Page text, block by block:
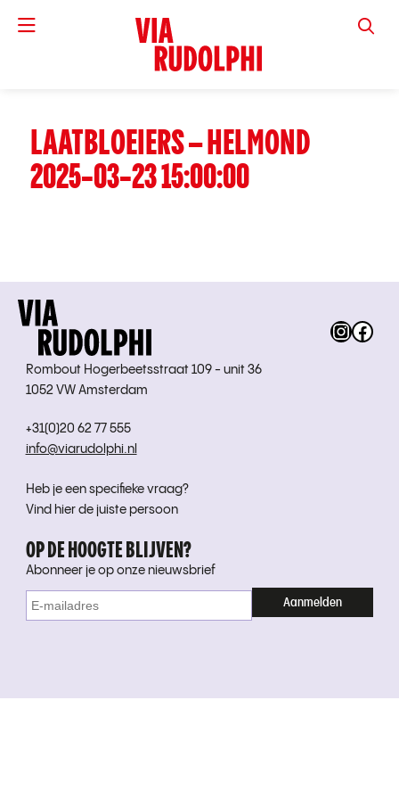
VIA
LAATBLOEIERS – HELMOND
2025-03-23 15:00:00
Rombout Hogerbeetsstraat 109 - unit 36
1052 VW Amsterdam
+31(0)20 62 77 555
info@viarudolphi.nl
Heb je een specifieke vraag?
Vind hier de juiste persoon
OP DE HOOGTE BLIJVEN?
Abonneer je op onze nieuwsbrief